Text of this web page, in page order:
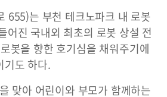
655)는 부천 테크노파크 내 로봇
어진 국내외 최초의 로봇 상설 전
봇을 향한 호기심을 채워주기에
기도 하다.
맞아 어린이와 부모가 함께하는